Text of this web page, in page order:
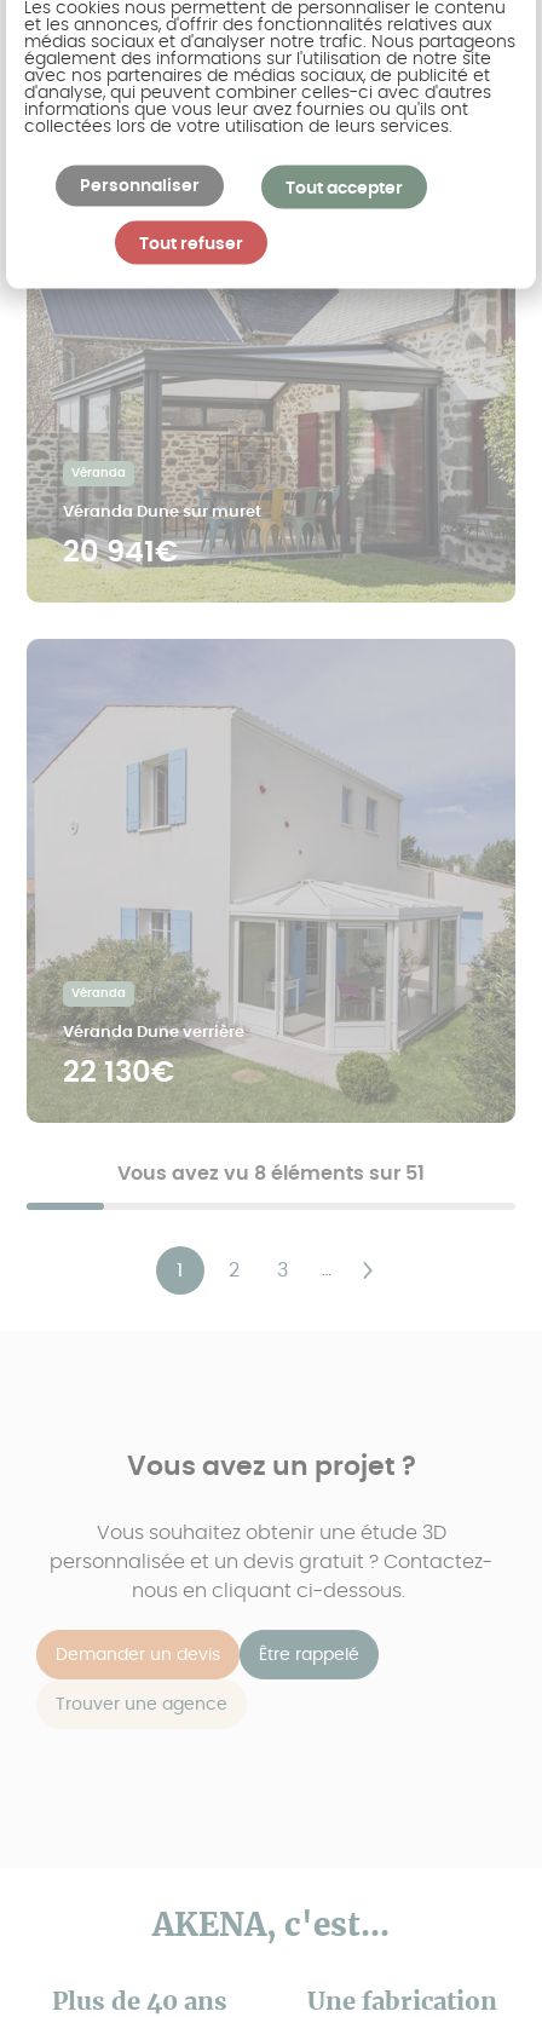
19 452€
Véranda
Véranda Dune sur muret
20 941€
Véranda
Véranda Dune verrière
22 130€
Vous avez vu 8 éléments sur 51
Page
1 2 3 …
Vous avez un projet ?
Vous souhaitez obtenir une étude 3D
personnalisée et un devis gratuit ? Contactez-
nous en cliquant ci-dessous.
Demander un devis Être rappelé
Trouver une agence
AKENA, c'est...
Plus de 40 ans
Une fabrication
Les cookies nous permettent de personnaliser le contenu
et les annonces, d'offrir des fonctionnalités relatives aux
médias sociaux et d'analyser notre trafic. Nous partageons
également des informations sur l'utilisation de notre site
avec nos partenaires de médias sociaux, de publicité et
d'analyse, qui peuvent combiner celles-ci avec d'autres
informations que vous leur avez fournies ou qu'ils ont
collectées lors de votre utilisation de leurs services.
Tout accepter
Tout refuser
Personnaliser